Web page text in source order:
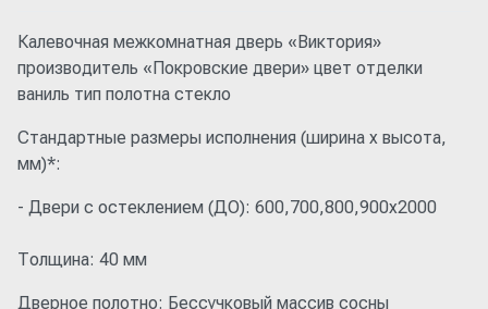
Калевочная межкомнатная дверь «Виктория»
производитель «Покровские двери» цвет отделки
ваниль тип полотна стекло
Стандартные размеры исполнения (ширина x высота,
мм)*:
- Двери с остеклением (ДО): 600,700,800,900x2000
Толщина: 40 мм
Дверное полотно: Бессучковый массив сосны